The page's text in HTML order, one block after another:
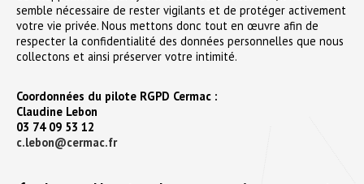
semble nécessaire de rester vigilants et de protéger activement
votre vie privée. Nous mettons donc tout en œuvre afin de
respecter la confidentialité des données personnelles que nous
collectons et ainsi préserver votre intimité.
Coordonnées du pilote RGPD Cermac :
Claudine Lebon
03 74 09 53 12
c.lebon@cermac.fr